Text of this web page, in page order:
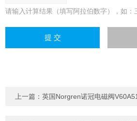
请输入计算结果（填写阿拉伯数字），如：
上一篇：英国Norgren诺冠电磁阀